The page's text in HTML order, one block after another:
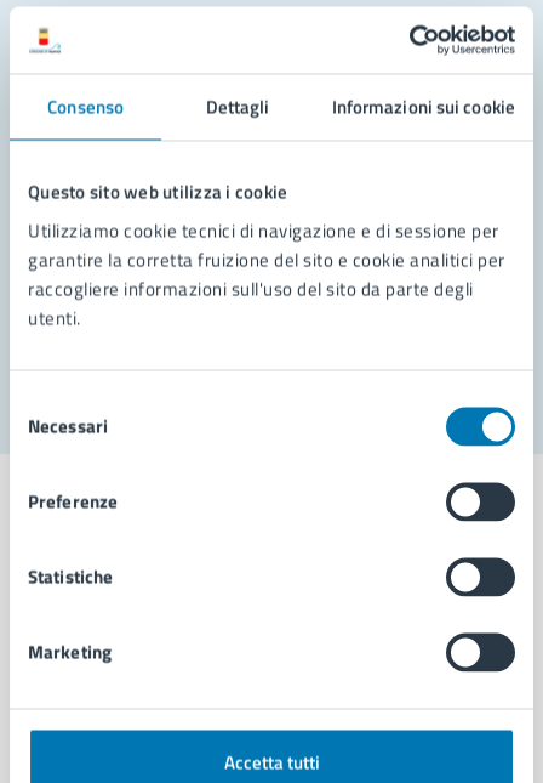
Consenso Dettagli Informazioni sui cookie
Questo sito web utilizza i cookie
Utilizziamo cookie tecnici di navigazione e di sessione per
garantire la corretta fruizione del sito e cookie analitici per
raccogliere informazioni sull'uso del sito da parte degli
utenti.
delNecessari
Preferenze
Statistiche
Marketing
Accetta tutti
Leggi le domande frequenti
Richiedi assistenza
Prenota appuntamento
Problemi in città
Comune di Napoli
AMMINISTRAZIONE
Organi di governo